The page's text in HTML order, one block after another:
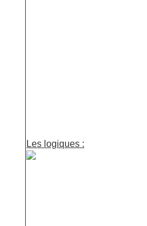
Les logiques :